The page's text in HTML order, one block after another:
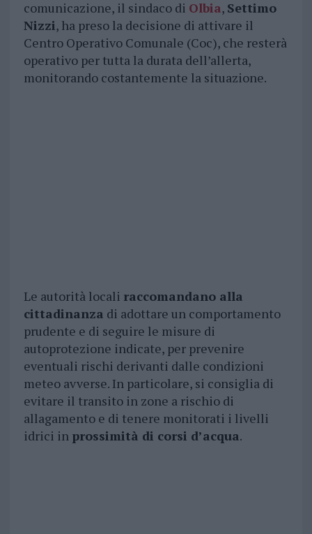
comunicazione, il sindaco di Olbia, Settimo
Nizzi, ha preso la decisione di attivare il
Centro Operativo Comunale (Coc), che resterà
operativo per tutta la durata dell’allerta,
monitorando costantemente la situazione.
Le autorità locali raccomandano alla
cittadinanza di adottare un comportamento
prudente e di seguire le misure di
autoprotezione indicate, per prevenire
eventuali rischi derivanti dalle condizioni
meteo avverse. In particolare, si consiglia di
evitare il transito in zone a rischio di
allagamento e di tenere monitorati i livelli
idrici in prossimità di corsi d’acqua.